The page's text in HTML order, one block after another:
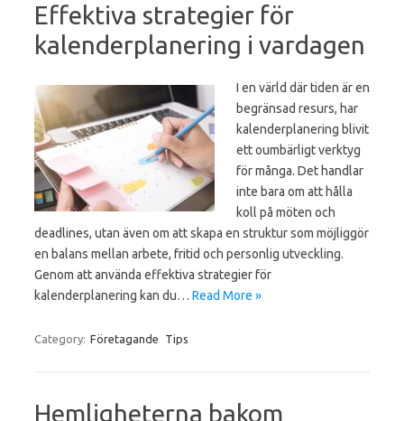
Effektiva strategier för
kalenderplanering i vardagen
I en värld där tiden är en
begränsad resurs, har
kalenderplanering blivit
ett oumbärligt verktyg
för många. Det handlar
inte bara om att hålla
koll på möten och
deadlines, utan även om att skapa en struktur som möjliggör
en balans mellan arbete, fritid och personlig utveckling.
Genom att använda effektiva strategier för
kalenderplanering kan du… Read More »
Category: Företagande Tips
Hemligheterna bakom